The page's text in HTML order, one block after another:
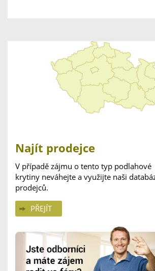
Najít prodejce
V případě zájmu o tento typ podlahové
krytiny neváhejte a využijte naši
prodejců.
PŘEJÍT